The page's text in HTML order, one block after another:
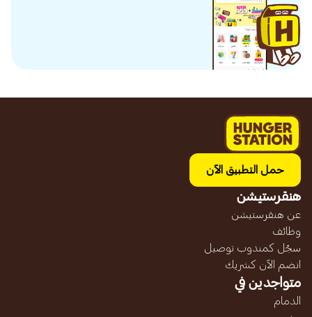
حمل التطبيق الآن
هنقرستيشن
عن هنقرستيشن
وظائف
سجّل كمندوب توصيل
انضم الآن كشريك
متواجدين في
الدمام